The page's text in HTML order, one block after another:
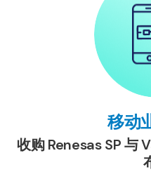
移动
收购 Renesas SP 与